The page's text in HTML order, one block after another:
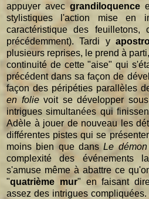
appuyer avecgrandiloquence
stylistiques l'action mise en
caractéristique des
précédemment). Tardi y
plusieurs reprises, le prend à
continuité de cette "aise" qui
précédent dans sa façon de
façon des péripéties parallèles
en folievoit se développer
intrigues simultanées qui
Adèle à jouer de nouveau les
différentes pistes qui se
moins bien que dans Le
complexité des événements
s'amuse même à abattre ce
"quatrième mur" en faisant
assez des intrigues